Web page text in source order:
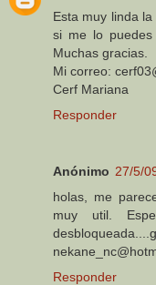
Esta muy linda
si me lo puedes
Muchas gracias.
Mi correo:
Cerf Mariana
Responder
Anónimo 27/5/
holas, me
muy util.
Responder